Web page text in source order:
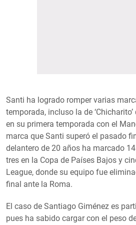
Santi ha logrado romper varias
temporada, incluso la de
en su primera temporada con el
marca que Santi superó el pasado
delantero de 20 años ha marcado
tres en la Copa de Países Bajos y
League, donde su equipo fue
final ante la Roma.
El caso de Santiago Giménez es
pues ha sabido cargar con el peso